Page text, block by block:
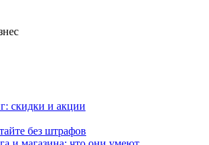
скидки и акции
без штрафов